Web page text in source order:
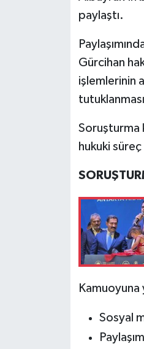
paylaştı.
Gürcihan
işlemlerinin
Soruşturma
hukuki
Sosyal